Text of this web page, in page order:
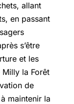
allant
en passant
s’être
et les
Milly la Forêt
de
maintenir la